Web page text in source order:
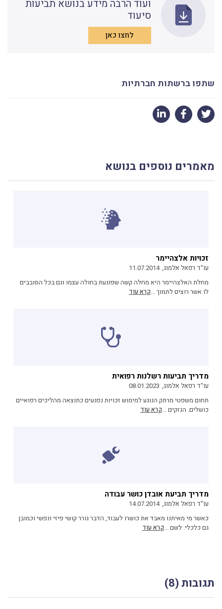
ועוד הרבה מידע בנושא תביעות
סיעוד
לחצו כאן
שתפו ברשתות חברתיות
מאמרים נוספים בנושא
זכויות אלצהיימר
עו"ד רפאל אלמוג, 11.07.2014
מחלת האלצהיימר היא מחלה קשה שפוגעת בחולה עצמו וגם בכל הסובבים
לו אשר רוצים לתמוך ...קרא עוד
מדריך תביעות רשלנות רפואית
עו"ד רפאל אלמוג, 08.01.2023
תחום משפטי מרתק הנוגע למימוש זכויות נפגעים כתוצאה מהליכים רפואיים
כושלים. הנזקים ...קרא עוד
מדריך תביעת אובדן כושר עבודה
עו"ד רפאל אלמוג, 14.07.2014
כאשר מי מאיתנו מאבד את כושרו לעבוד, הדבר גורר קושי פיזי ונפשי וכמובן
גם כלכלי. לשם ...קרא עוד
תגובות (8)